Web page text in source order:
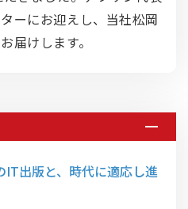
ーにお迎えし、当社松岡
届けします。
IT出版と、時代に適応し進